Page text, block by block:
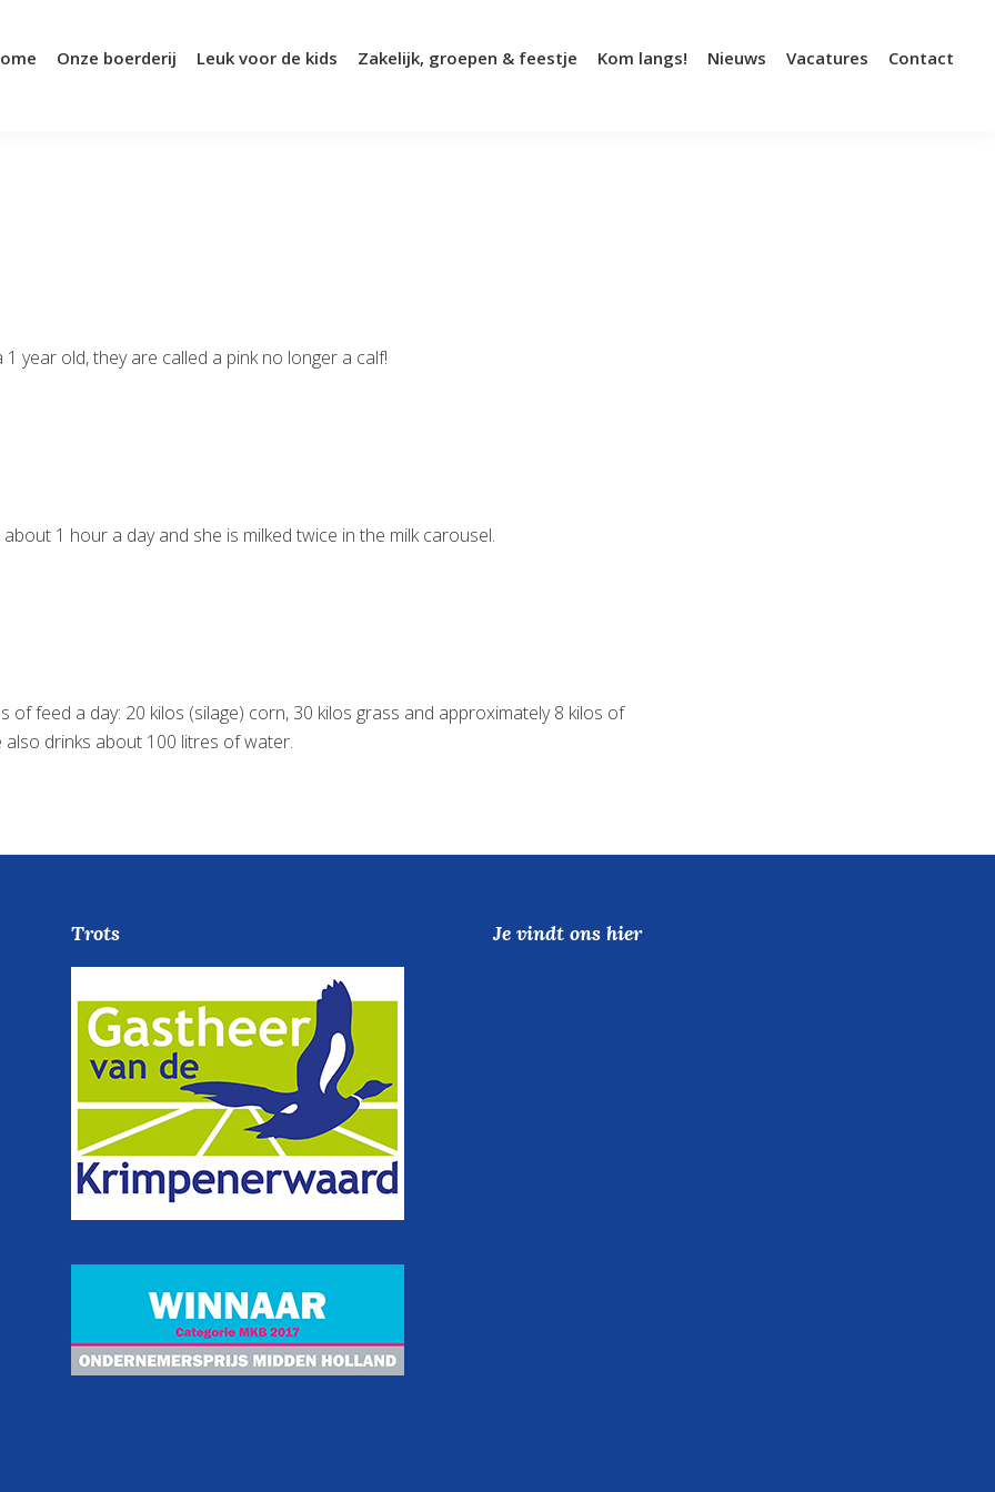
Onze boerderij Leuk voor de kids Zakelijk, groepen & feestje Kom langs! Nieuws Vacatures Contact
1 year old, they are called a pink no longer a calf!
1 hour a day and she is milked twice in the milk carousel.
of feed a day: 20 kilos (silage) corn, 30 kilos grass and approximately 8 kilos of
also drinks about 100 litres of water.
Trots Je vindt ons hier